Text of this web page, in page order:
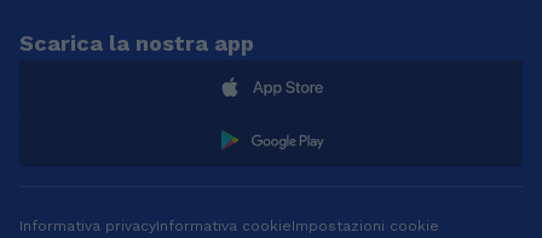
Scarica la nostra app
Informativa privacyInformativa cookieImpostazioni cookie